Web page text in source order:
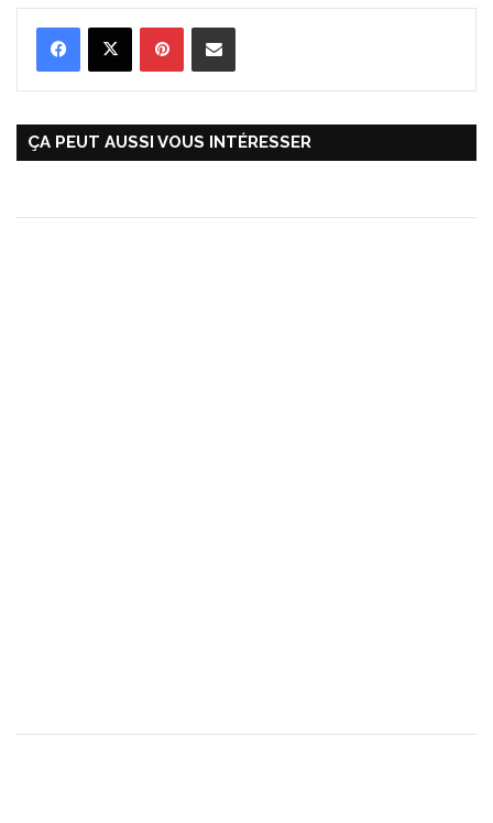
ÇA PEUT AUSSI VOUS INTÉRESSER